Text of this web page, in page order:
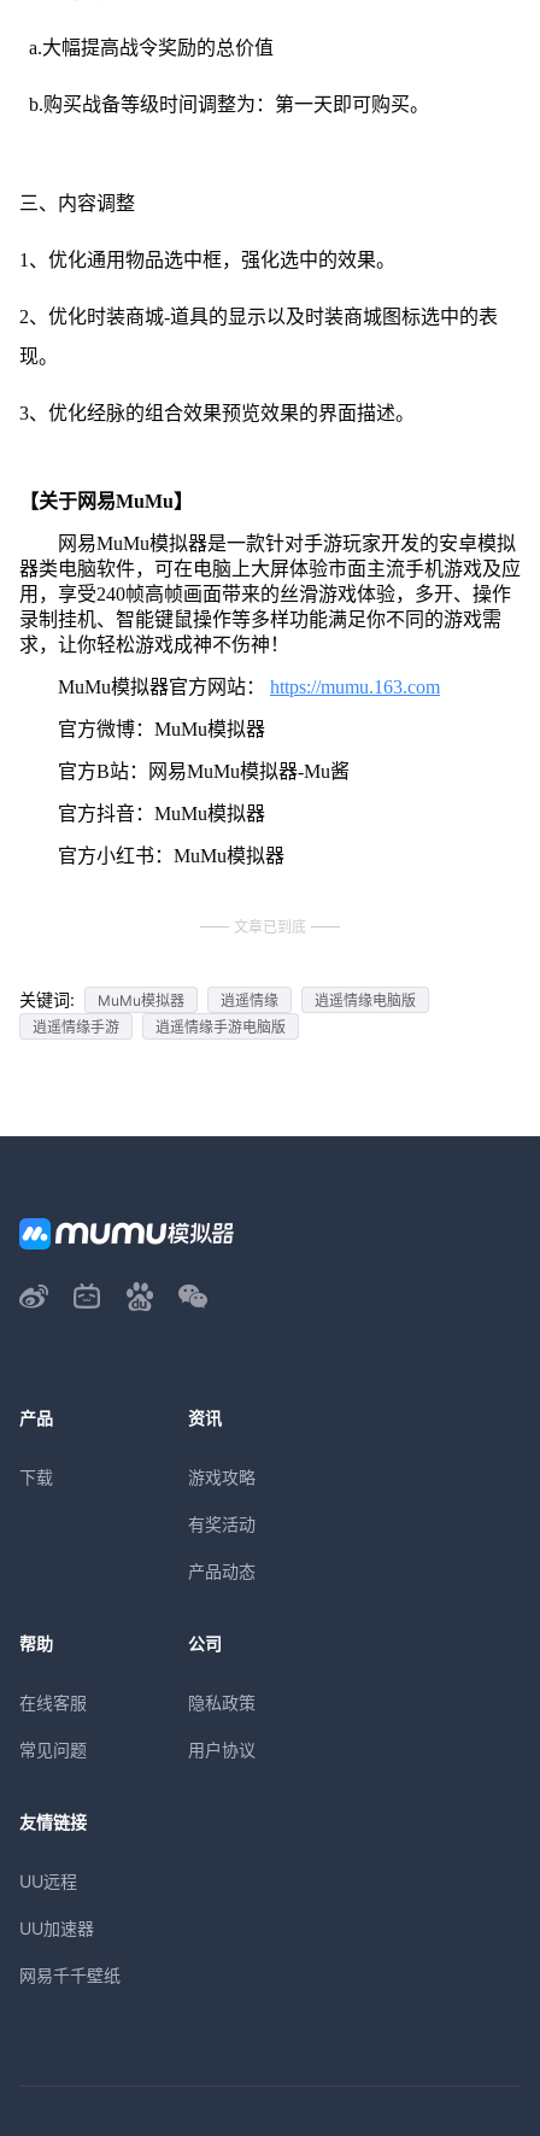
a.大幅提高战令奖励的总价值
b.购买战备等级时间调整为：第一天即可购买。
三、内容调整
1、优化通用物品选中框，强化选中的效果。
2、优化时装商城-道具的显示以及时装商城图标选中的表
现。
3、优化经脉的组合效果预览效果的界面描述。
【关于网易MuMu】
网易MuMu模拟器是一款针对手游玩家开发的安卓模拟
器类电脑软件，可在电脑上大屏体验市面主流手机游戏及应
用，享受240帧高帧画面带来的丝滑游戏体验，多开、操作
录制挂机、智能键鼠操作等多样功能满足你不同的游戏需
求，让你轻松游戏成神不伤神！
MuMu模拟器官方网站： https://mumu.163.com
官方微博：MuMu模拟器
官方B站：网易MuMu模拟器-Mu酱
官方抖音：MuMu模拟器
官方小红书：MuMu模拟器
文章已到底
关键词: MuMu模拟器 逍遥情缘
逍遥情缘电脑版
逍遥情缘手游
逍遥情缘手游电脑版
产品
下载
资讯
游戏攻略
有奖活动
产品动态
帮助
在线客服
常见问题
公司
隐私政策
用户协议
友情链接
UU远程
UU加速器
网易千千壁纸